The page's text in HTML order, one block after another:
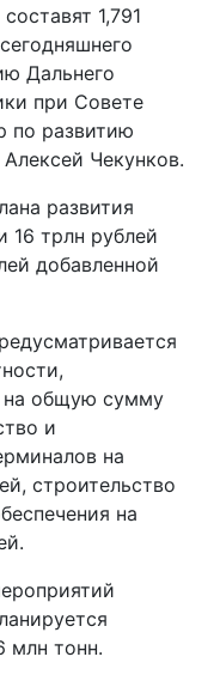
1,791
Дальнего
при Совете
по развитию
Чекунков.
развития
16 трлн рублей
добавленной
на общую сумму
и
на
строительство
на
млн тонн.